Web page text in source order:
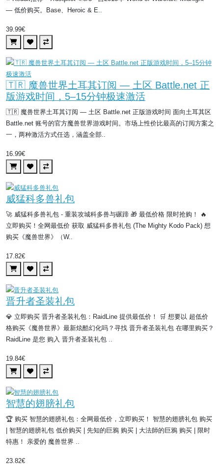
— 低价购买。Base、Heroic & E..
39.99€
🇹🇷 魔兽世界土耳其订阅 — 土区 Battle.net 正
版游戏时间，5–15分钟极速激活
🇹🇷 魔兽世界土耳其订阅 — 土区 Battle.net 正版游戏时间 面向土耳其区
Battle.net 账号的官方魔兽世界游戏时间。市场上性价比最高的订阅方案之
一，两种激活方式任选，涵盖全部..
16.99€
威猛科多兽礼包
🚀 威猛科多兽礼包 - 重装攻城科多兽与碾蹄 🎁 最低价格 限时抢购！ 🔥
立即购买！全网最低价 获取 威猛科多兽礼包 (The Mighty Kodo Pack) 想
购买《魔兽世界》（W..
17.82€
晋升者圣装礼包
💎 立即购买 晋升者圣装礼包：RaidLine 提供最低价！ 🛒 想要以 超低价
格购买《魔兽世界》最新炫酷幻化吗？寻找 晋升者圣装礼包 在哪里购买？
RaidLine 是您 购入 晋升者圣装礼包 ..
19.84€
智慧的翅膀礼包
🏆 购买 智慧的翅膀礼包：全网最低价，立即购买！ 智慧的翅膀礼包 购买
| 智慧的翅膀礼包 低价购买 | 先知的巨鴉 购买 | 大​法師​的​巨鴉 购买 | 限时
特惠！ 亲爱的 魔兽世界 ..
23.82€